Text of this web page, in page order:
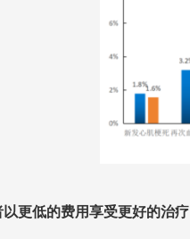
以更低的费用享受更好的治疗